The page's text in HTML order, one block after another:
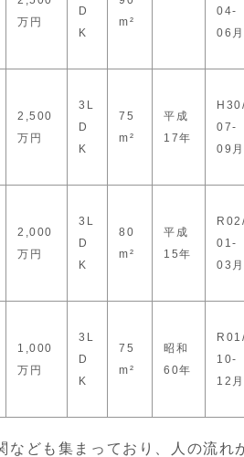
万円
D
K
m²
04-
06月
2,500
万円
3L
D
K
75
m²
平成
17年
07-
09月
2,000
万円
3L
D
K
80
m²
平成
15年
01-
03月
1,000
万円
3L
D
K
75
m²
昭和
60年
10-
12月
なども集まっており、人の流れ